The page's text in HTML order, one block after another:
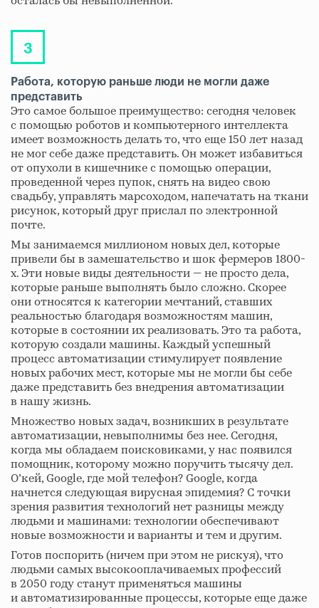
Работа, которую раньше люди не могли даже
представить
Это самое большое преимущество: сегодня человек
с помощью роботов и компьютерного интеллекта
имеет возможность делать то, что еще 150 лет назад
не мог себе даже представить. Он может избавиться
от опухоли в кишечнике с помощью операции,
проведенной через пупок, снять на видео свою
свадьбу, управлять марсоходом, напечатать на ткани
рисунок, который друг прислал по электронной
почте.
Мы занимаемся миллионом новых дел, которые
привели бы в замешательство и шок фермеров 1800-
х. Эти новые виды деятельности — не просто дела,
которые раньше выполнять было сложно. Скорее
они относятся к категории мечтаний, ставших
реальностью благодаря возможностям машин,
которые в состоянии их реализовать. Это та работа,
которую создали машины. Каждый успешный
процесс автоматизации стимулирует появление
новых рабочих мест, которые мы не могли бы себе
даже представить без внедрения автоматизации
в нашу жизнь.
Множество новых задач, возникших в результате
автоматизации, невыполнимы без нее. Сегодня,
когда мы обладаем поисковиками, у нас появился
помощник, которому можно поручить тысячу дел.
Оʼкей, Google, где мой телефон? Google, когда
начнется следующая вирусная эпидемия? С точки
зрения развития технологий нет разницы между
людьми и машинами: технологии обеспечивают
новые возможности и варианты и тем и другим.
Готов поспорить (ничем при этом не рискуя), что
людьми самых высокооплачиваемых профессий
в 2050 году станут применяться машины
и автоматизированные процессы, которые еще даже